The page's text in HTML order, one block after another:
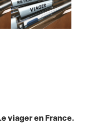
viager en France.